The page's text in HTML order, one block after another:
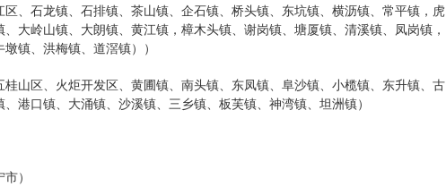
、石龙镇、石排镇、茶山镇、企石镇、桥头镇、东坑镇、横沥镇、常平镇，虎
大岭山镇、大朗镇、黄江镇，樟木头镇、谢岗镇、塘厦镇、清溪镇、凤岗镇，
镇、洪梅镇、道滘镇））
山区、火炬开发区、黄圃镇、南头镇、东凤镇、阜沙镇、小榄镇、东升镇、古
港口镇、大涌镇、沙溪镇、三乡镇、板芙镇、神湾镇、坦洲镇）
）